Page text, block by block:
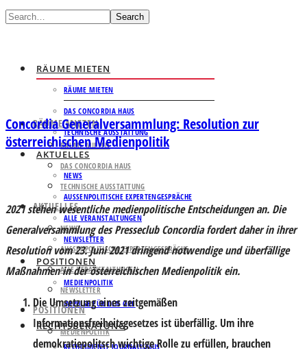
Search
RÄUME MIETEN
RÄUME MIETEN
DAS CONCORDIA HAUS
TECHNISCHE AUSSTATTUNG
AKTUELLES
NEWS
AUSSENPOLITISCHE EXPERTENGESPRÄCHE
ALLE VERANSTALTUNGEN
NEWSLETTER
POSITIONEN
MEDIENPOLITIK
IMPULSE FÜR DEN ORF
RECHTSBERATUNG
RECHTSDIENST JOURNALISMUS
RÄUME MIETEN
RÄUME MIETEN
DAS CONCORDIA HAUS
TECHNISCHE AUSSTATTUNG
AKTUELLES
NEWS
AUSSENPOLITISCHE EXPERTENGESPRÄCHE
ALLE VERANSTALTUNGEN
NEWSLETTER
POSITIONEN
MEDIENPOLITIK
Concordia Generalversammlung: Resolution zur
österreichischen Medienpolitik
2021 stehen wesentliche medienpolitische Entscheidungen an. Die
Generalversammlung des Presseclub Concordia fordert daher in ihrer
Resolution vom 23. Juni 2021 dringend notwendige und überfällige
Maßnahmen in der österreichischen Medienpolitik ein.
Die Umsetzung eines zeitgemäßen
Informationsfreiheitsgesetzes ist überfällig. Um ihre
demokratiepolitsch wichtige Rolle zu erfüllen, brauchen